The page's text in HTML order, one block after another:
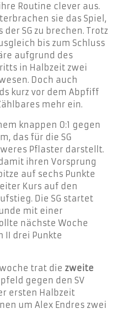
Routine clever aus.
sie das Spiel,
SG zu brechen. Trotz
bis zum Schluss
aufgrund des
in Halbzeit zwei
Doch auch
kurz vor dem Abpfiff
mehr ein.
knappen 0:1 gegen
das für die SG
Pflaster darstellt.
ihren Vorsprung
auf sechs Punkte
Kurs auf den
Die SG startet
mit einer
nächste Woche
II drei Punkte
trat die zweite
gegen den SV
ersten Halbzeit
um Alex Endres zwei